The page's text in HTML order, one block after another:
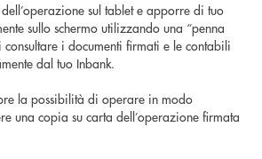
sul tablet e apporre di tuo
sullo schermo utilizzando una “penna
consultare i documenti firmati e le contabili
dal tuo Inbank.
la possibilità di operare in modo
una copia su carta dell’operazione firmata